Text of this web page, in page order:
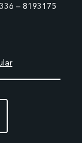
– 8193175